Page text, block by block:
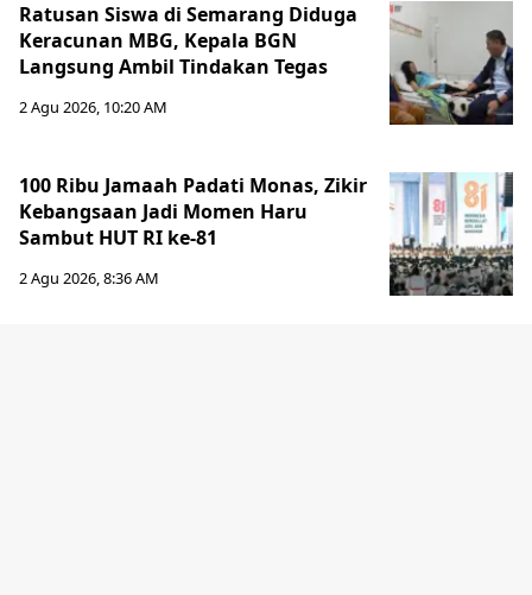
Ratusan Siswa di Semarang Diduga
Keracunan MBG, Kepala BGN
Langsung Ambil Tindakan Tegas
2 Agu 2026, 10:20 AM
100 Ribu Jamaah Padati Monas, Zikir
Kebangsaan Jadi Momen Haru
Sambut HUT RI ke-81
2 Agu 2026, 8:36 AM